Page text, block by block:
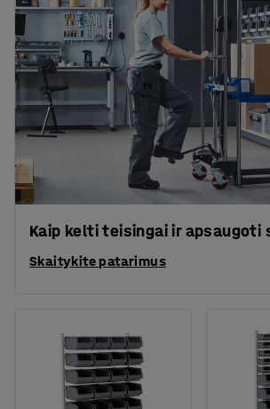
Kaip kelti teisingai ir apsaugoti
Skaitykite patarimus